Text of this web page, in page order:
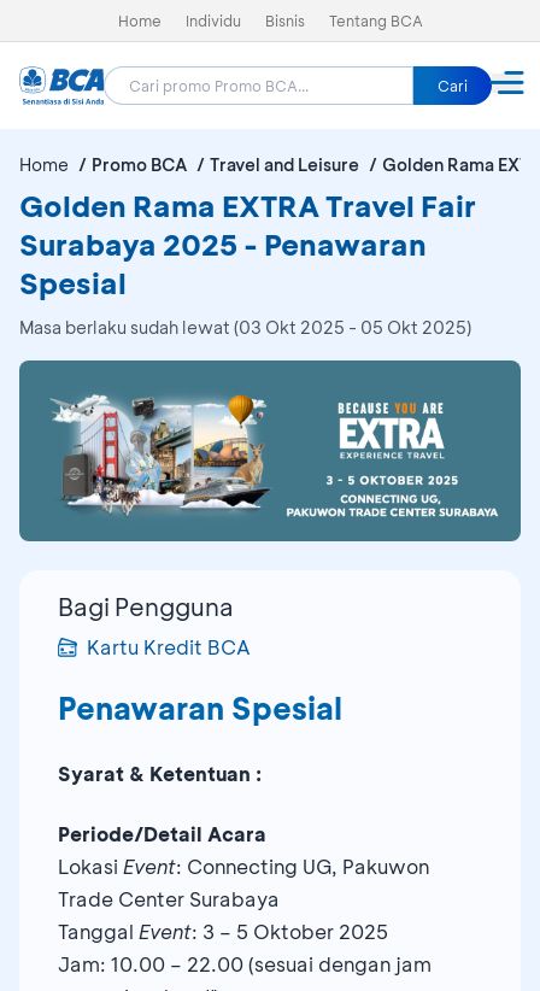
Home Individu Bisnis Tentang BCA
Cari
Home Promo BCA Travel and Leisure Golden Rama
Golden Rama EXTRA Travel Fair
Surabaya 2025 - Penawaran
Spesial
Masa berlaku sudah lewat (03 Okt 2025 - 05 Okt 2025)
Bagi Pengguna
Kartu Kredit BCA
Penawaran Spesial
Syarat & Ketentuan :
Periode/Detail Acara
Lokasi Event: Connecting UG, Pakuwon
Trade Center Surabaya
Tanggal Event: 3 – 5 Oktober 2025
Jam: 10.00 – 22.00 (sesuai dengan jam